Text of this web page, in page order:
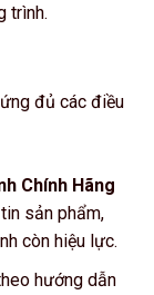
trình.
đủ các điều
Chính Hãng
sản phẩm,
còn hiệu lực.
hướng dẫn